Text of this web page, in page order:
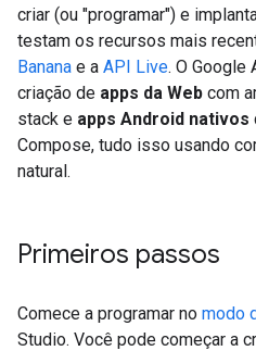
criar (ou "programar") e
testam os recursos mais
Banana e a API Live. O Google
criação de apps da Web com
stack e apps Android nativos
Compose, tudo isso usando
natural.
Primeiros passos
Comece a programar no modo
Studio. Você pode começar a